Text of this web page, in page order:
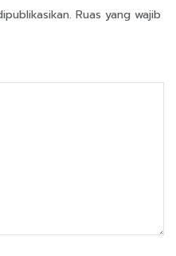
Ruas yang wajib